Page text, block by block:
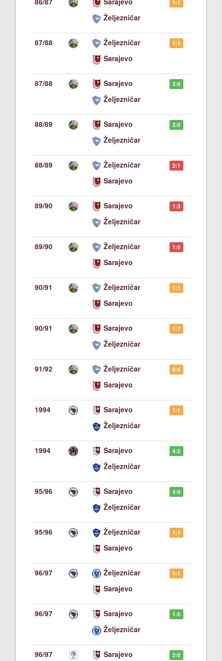
Željezničar
1:1
87/88
Željezničar
Sarajevo
1:1
87/88
Sarajevo
Željezničar
2:0
88/89
Sarajevo
Željezničar
2:0
88/89
Željezničar
Sarajevo
2:1
89/90
Sarajevo
Željezničar
1:3
89/90
Željezničar
Sarajevo
1:0
90/91
Željezničar
Sarajevo
1:1
90/91
Sarajevo
Željezničar
1:1
91/92
Željezničar
Sarajevo
0:0
1994
Sarajevo
Željezničar
1:1
1994
Sarajevo
Željezničar
4:2
95/96
Sarajevo
Željezničar
5:0
95/96
Željezničar
Sarajevo
1:1
96/97
Željezničar
Sarajevo
1:1
96/97
Sarajevo
Željezničar
1:0
96/97 Sarajevo 2:0